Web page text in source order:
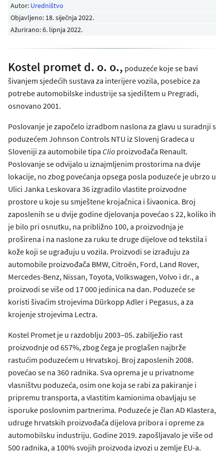
Autor: Uredništvo
Objavljeno: 18. siječnja 2022.
Ažurirano: 6. lipnja 2022.
Kostel promet d. o. o., poduzeće koje se bavi
šivanjem sjedećih sustava za interijere vozila, posebice za
potrebe automobilske industrije sa sjedištem u Pregradi,
osnovano 2001.
Poslovanje je započelo izradbom naslona za glavu u suradnji s
poduzećem Johnson Controls NTU iz Slovenj Gradeca u
Sloveniji za automobile tipa Clio proizvođača Renault.
Poslovanje se odvijalo u iznajmljenim prostorima na dvije
lokacije, no zbog povećanja opsega posla poduzeće je ubrzo u
Ulici Janka Leskovara 36 izgradilo vlastite proizvodne
prostore u koje su smještene krojačnica i šivaonica. Broj
zaposlenih se u dvije godine djelovanja povećao s 22, koliko ih
je bilo pri osnutku, na približno 100, a proizvodnja je
proširena i na naslone za ruku te druge dijelove od tekstila i
kože koji se ugrađuju u vozila. Proizvodi se izrađuju za
automobile proizvođača BMW, Citroën, Ford, Land Rover,
Mercedes-Benz, Nissan, Toyota, Volkswagen, Volvo i dr., a
proizvodi se više od 17 000 jedinica na dan. Poduzeće se
koristi šivaćim strojevima Dürkopp Adler i Pegasus, a za
krojenje strojevima Lectra.
Kostel Promet je u razdoblju 2003–05. zabilježio rast
proizvodnje od 657%, zbog čega je proglašen najbrže
rastućim poduzećem u Hrvatskoj. Broj zaposlenih 2008.
povećao se na 360 radnika. Sva oprema je u privatnome
vlasništvu poduzeća, osim one koja se rabi za pakiranje i
pripremu transporta, a vlastitim kamionima obavljaju se
isporuke poslovnim partnerima. Poduzeće je član AD Klastera,
udruge hrvatskih proizvođača dijelova pribora i opreme za
automobilsku industriju. Godine 2019. zapošljavalo je više od
500 radnika, a 100% svojih proizvoda izvozi u zemlje EU-a.